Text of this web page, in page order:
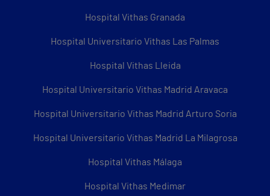
Hospital Vithas Granada
Hospital Universitario Vithas Las Palmas
Hospital Vithas Lleida
Hospital Universitario Vithas Madrid Aravaca
Hospital Universitario Vithas Madrid Arturo Soria
Hospital Universitario Vithas Madrid La Milagrosa
Hospital Vithas Málaga
Hospital Vithas Medimar